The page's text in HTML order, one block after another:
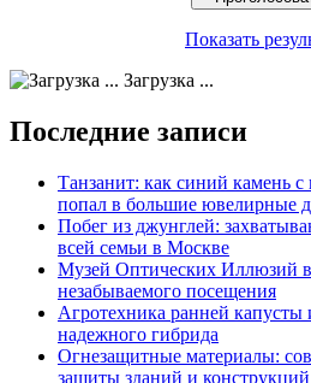
Показать
Загрузка ...
Последние записи
Танзанит: как синий камень
попал в большие ювелирные
Побег из джунглей:
всей семьи в Москве
Музей Оптических Иллюзий
незабываемого посещения
Агротехника ранней капусты
надежного гибрида
Огнезащитные материалы:
защиты зданий и конструкций